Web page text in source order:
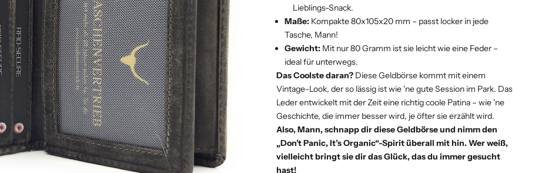
Lieblings-Snack.
Maße: Kompakte 80x105x20 mm – passt locker in jede
Tasche, Mann!
Gewicht: Mit nur 80 Gramm ist sie leicht wie eine Feder –
ideal für unterwegs.
Das Coolste daran? Diese Geldbörse kommt mit einem
Vintage-Look, der so lässig ist wie 'ne gute Session im Park. Das
Leder entwickelt mit der Zeit eine richtig coole Patina – wie 'ne
Geschichte, die immer besser wird, je öfter sie erzählt wird.
Also, Mann, schnapp dir diese Geldbörse und nimm den
„Don’t Panic, It’s Organic“-Spirit überall mit hin. Wer weiß,
vielleicht bringt sie dir das Glück, das du immer gesucht
hast!